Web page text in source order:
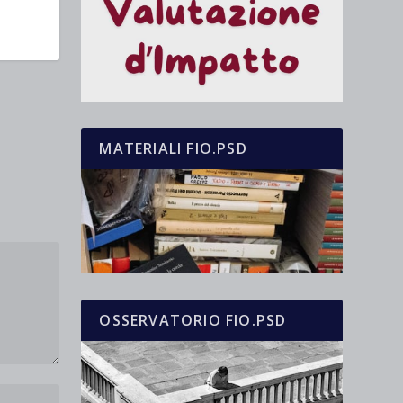
MATERIALI FIO.PSD
OSSERVATORIO FIO.PSD